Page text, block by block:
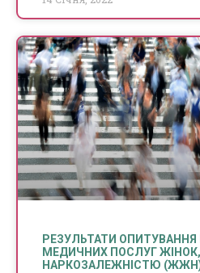
РЕЗУЛЬТАТИ
МЕДИЧНИХ ПОСЛУГ ЖІНОК,
НАРКОЗАЛЕЖНІСТЮ